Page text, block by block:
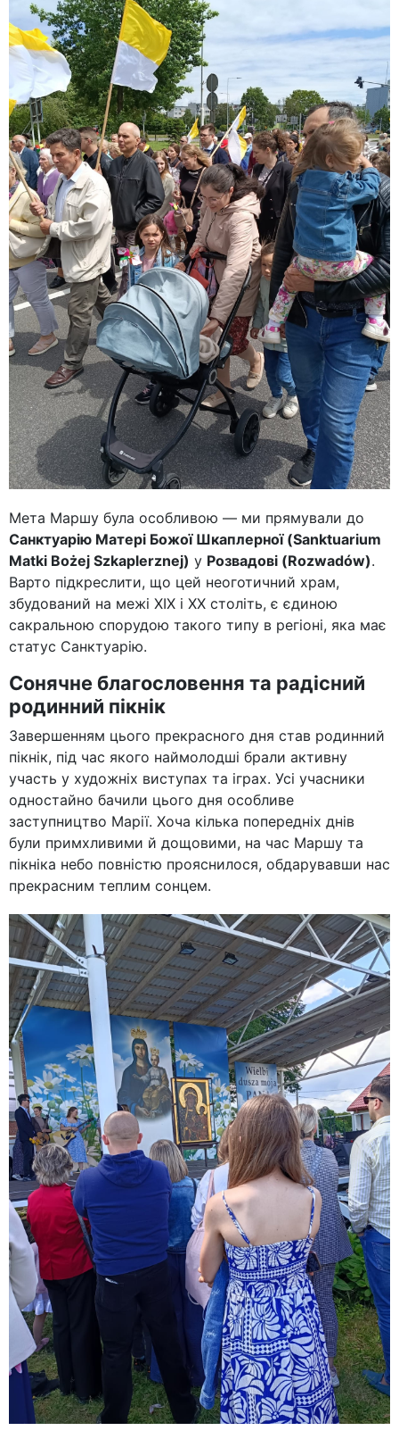
Мета Маршу була особливою — ми прямували до
Санктуарію Матері Божої Шкаплерної (Sanktuarium
Matki Bożej Szkaplerznej) у Розвадові (Rozwadów).
Варто підкреслити, що цей неоготичний храм,
збудований на межі XIX і XX століть, є єдиною
сакральною спорудою такого типу в регіоні, яка має
статус Санктуарію.
Сонячне благословення та радісний
родинний пікнік
Завершенням цього прекрасного дня став родинний
пікнік, під час якого наймолодші брали активну
участь у художніх виступах та іграх. Усі учасники
одностайно бачили цього дня особливе
заступництво Марії. Хоча кілька попередніх днів
були примхливими й дощовими, на час Маршу та
пікніка небо повністю прояснилося, обдарувавши нас
прекрасним теплим сонцем.